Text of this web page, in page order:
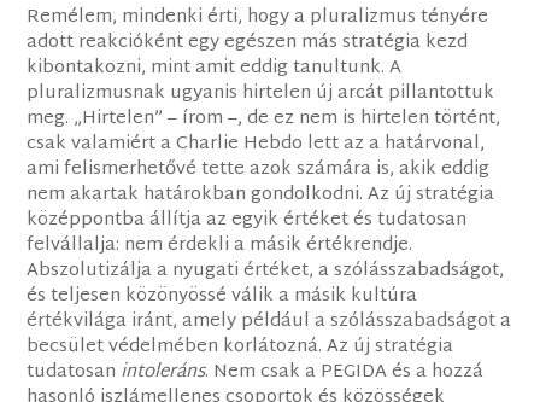
Remélem, mindenki érti, hogy a pluralizmus tényére
adott reakcióként egy egészen más stratégia kezd
kibontakozni, mint amit eddig tanultunk. A
pluralizmusnak ugyanis hirtelen új arcát pillantottuk
meg. „Hirtelen” – írom –, de ez nem is hirtelen történt,
csak valamiért a Charlie Hebdo lett az a határvonal,
ami felismerhetővé tette azok számára is, akik eddig
nem akartak határokban gondolkodni. Az új stratégia
középpontba állítja az egyik értéket és tudatosan
felvállalja: nem érdekli a másik értékrendje.
Abszolutizálja a nyugati értéket, a szólásszabadságot,
és teljesen közönyössé válik a másik kultúra
értékvilága iránt, amely például a szólásszabadságot a
becsület védelmében korlátozná. Az új stratégia
tudatosan intoleráns. Nem csak a PEGIDA és a hozzá